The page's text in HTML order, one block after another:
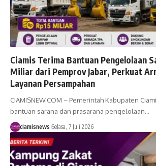
Ciamis Terima Bantuan Pengelolaan
Miliar dari Pemprov Jabar, Perkuat
Layanan Persampahan
CIAMISNEW.COM – Pemerintah Kabupaten
bantuan sarana dan prasarana pengelolaan…
ciamisnews Selasa, 7 Juli 2026